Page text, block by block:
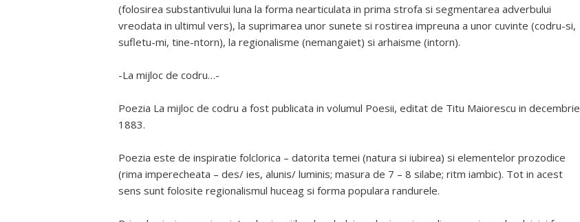
(folosirea substantivului luna la forma nearticulata in prima strofa si segmentarea adverbului
vreodata in ultimul vers), la suprimarea unor sunete si rostirea impreuna a unor cuvinte (codru-si,
sufletu-mi, tine-ntorn), la regionalisme (nemangaiet) si arhaisme (intorn).
-La mijloc de codru…-
Poezia La mijloc de codru a fost publicata in volumul Poesii, editat de Titu Maiorescu in decembrie
1883.
Poezia este de inspiratie folclorica – datorita temei (natura si iubirea) si elementelor prozodice
(rima imperecheata – des/ ies, alunis/ luminis; masura de 7 – 8 silabe; ritm iambic). Tot in acest
sens sunt folosite regionalismul huceag si forma populara randurele.